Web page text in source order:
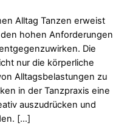
Alltag Tanzen erweist
hohen Anforderungen
Die
nur die körperliche
Alltagsbelastungen zu
in der Tanzpraxis eine
auszudrücken und
[…]